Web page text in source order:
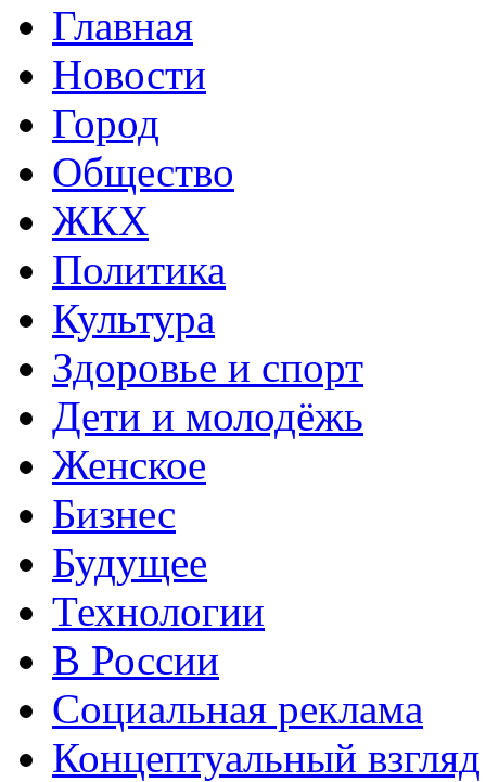
Главная
Новости
Город
Общество
ЖКХ
Политика
Культура
Здоровье и спорт
Дети и молодёжь
Женское
Бизнес
Будущее
Технологии
В России
Социальная реклама
Концептуальный взгляд